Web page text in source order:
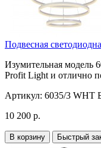
Подвесная
Изумительная модель
Profit Light и отлично
Артикул: 6035/3 WHT
10 200 р.
В корзину Быстрый